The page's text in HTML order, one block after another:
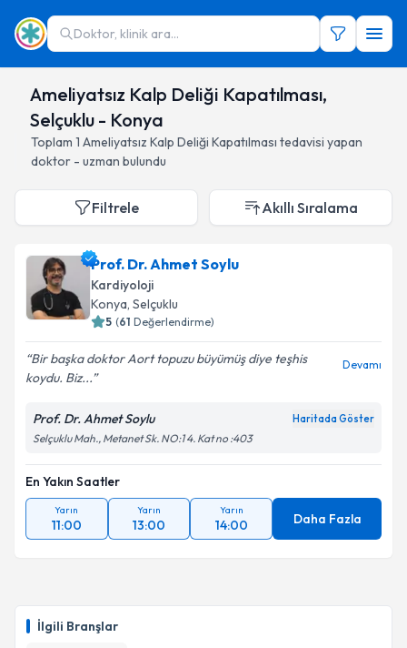
Doktor, klinik ara...
Ameliyatsız Kalp Deliği Kapatılması,
Selçuklu - Konya
Toplam 1 Ameliyatsız Kalp Deliği Kapatılması tedavisi yapan
doktor - uzman bulundu
İlgili Branşlar
Filtrele Akıllı Sıralama
Prof. Dr. Ahmet Soylu
Kardiyoloji
Konya, Selçuklu
5 (61 Değerlendirme)
Bir başka doktor Aort topuzu büyümüş diye teşhis
koydu. Biz...
Devamı
Prof. Dr. Ahmet Soylu Haritada Göster
Selçuklu Mah., Metanet Sk. NO:1 4. Kat no :403
En Yakın Saatler
Yarın
11:00
Yarın
13:00
Yarın
14:00 Daha Fazla